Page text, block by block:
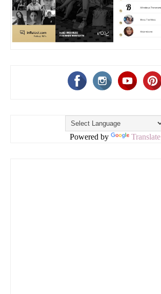
Powered by Translate